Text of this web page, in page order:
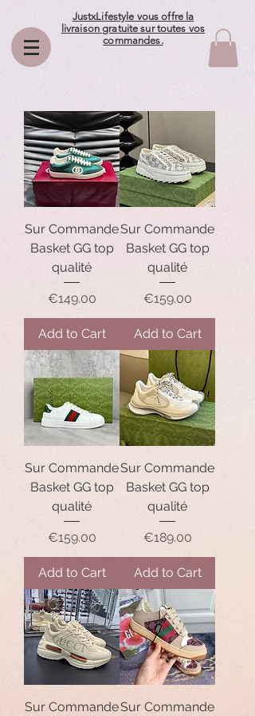
JustxLifestyle vous offre la
livraison gratuite sur toutes vos
commandes.
Sur Commande
Basket GG top
qualité
Price
€149.00
Add to Cart
Sur Commande
Basket GG top
qualité
Price
€159.00
Add to Cart
Sur Commande
Basket GG top
qualité
Price
€159.00
Add to Cart
Sur Commande
Basket GG top
qualité
Price
€189.00
Add to Cart
Sur CommandeSur Commande